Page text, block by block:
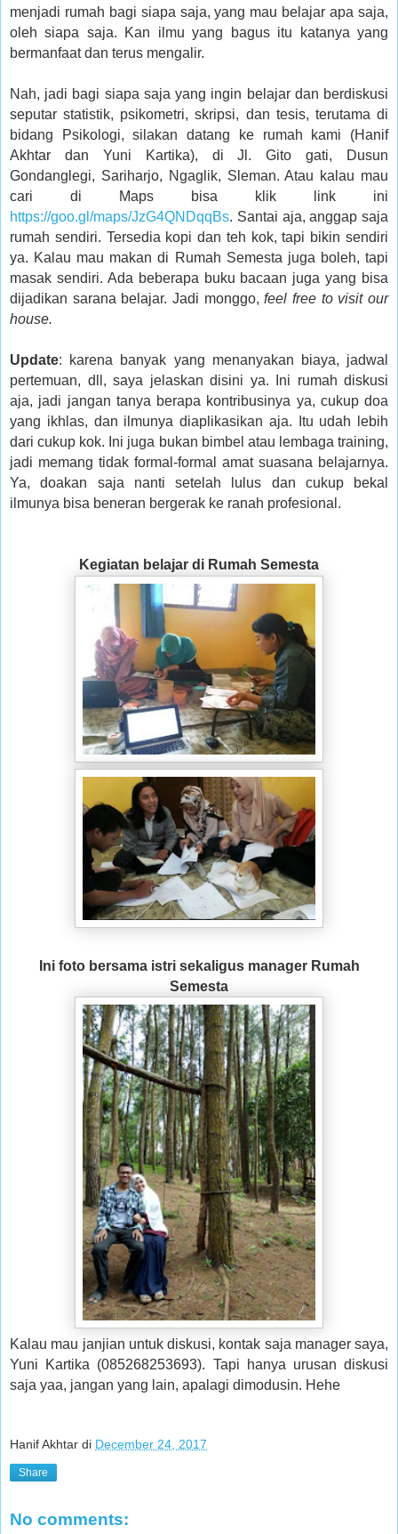
menjadi rumah bagi siapa saja, yang mau belajar apa saja,
oleh siapa saja. Kan ilmu yang bagus itu katanya yang
bermanfaat dan terus mengalir.
Nah, jadi bagi siapa saja yang ingin belajar dan berdiskusi
seputar statistik, psikometri, skripsi, dan tesis, terutama di
bidang Psikologi, silakan datang ke rumah kami (Hanif
Akhtar dan Yuni Kartika), di Jl. Gito gati, Dusun
Gondanglegi, Sariharjo, Ngaglik, Sleman. Atau kalau mau
cari di Maps bisa klik link ini
https://goo.gl/maps/JzG4QNDqqBs. Santai aja, anggap saja
rumah sendiri. Tersedia kopi dan teh kok, tapi bikin sendiri
ya. Kalau mau makan di Rumah Semesta juga boleh, tapi
masak sendiri. Ada beberapa buku bacaan juga yang bisa
dijadikan sarana belajar. Jadi monggo, feel free to visit our
house.
Update: karena banyak yang menanyakan biaya, jadwal
pertemuan, dll, saya jelaskan disini ya. Ini rumah diskusi
aja, jadi jangan tanya berapa kontribusinya ya, cukup doa
yang ikhlas, dan ilmunya diaplikasikan aja. Itu udah lebih
dari cukup kok. Ini juga bukan bimbel atau lembaga training,
jadi memang tidak formal-formal amat suasana belajarnya.
Ya, doakan saja nanti setelah lulus dan cukup bekal
ilmunya bisa beneran bergerak ke ranah profesional.
Kegiatan belajar di Rumah Semesta
Ini foto bersama istri sekaligus manager Rumah
Semesta
Kalau mau janjian untuk diskusi, kontak saja manager saya,
Yuni Kartika (085268253693). Tapi hanya urusan diskusi
saja yaa, jangan yang lain, apalagi dimodusin. Hehe
Hanif Akhtar di December 24, 2017
Share
No comments: